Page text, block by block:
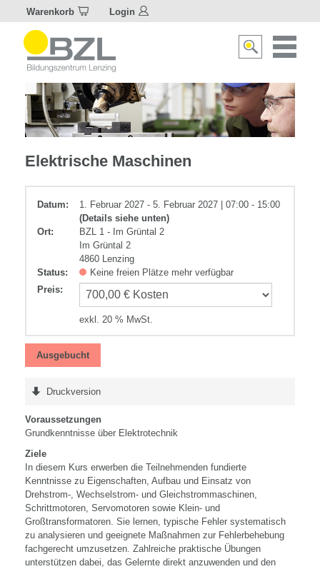
Warenkorb Login
Suche
Elektrotechnik
Elektrische Maschinen
Datum:
1. Februar 2027 - 5. Februar 2027 | 07:00 - 15:00
(Details siehe unten)
Ort:
BZL 1 - Im Grüntal 2
Im Grüntal 2
4860 Lenzing
Status:
Keine freien Plätze mehr verfügbar
Preis:
exkl. 20 % MwSt.
Ausgebucht
Druckversion
Voraussetzungen
Grundkenntnisse über Elektrotechnik
Ziele
In diesem Kurs erwerben die Teilnehmenden fundierte
Kenntnisse zu Eigenschaften, Aufbau und Einsatz von
Drehstrom-, Wechselstrom- und Gleichstrommaschinen,
Schrittmotoren, Servomotoren sowie Klein- und
Großtransformatoren. Sie lernen, typische Fehler systematisch
zu analysieren und geeignete Maßnahmen zur Fehlerbehebung
fachgerecht umzusetzen. Zahlreiche praktische Übungen
unterstützen dabei, das Gelernte direkt anzuwenden und den